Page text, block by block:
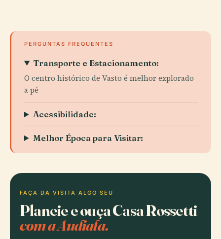
PERGUNTAS FREQUENTES
Transporte e Estacionamento:
O centro histórico de Vasto é melhor explorado
a pé
Acessibilidade:
Melhor Época para Visitar:
FAÇA DA VISITA ALGO SEU
Planeie e ouça Casa Rossetti
com a Audiala.